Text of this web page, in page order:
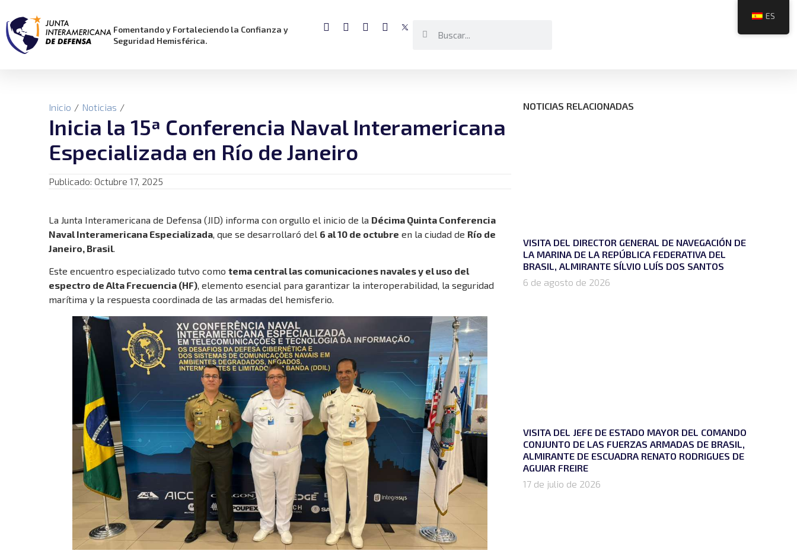
Fomentando y Fortaleciendo la Confianza y
Seguridad Hemisférica.
Inicio / Noticias /
Inicia la 15ª Conferencia Naval Interamericana
Especializada en Río de Janeiro
Publicado: Octubre 17, 2025
La Junta Interamericana de Defensa (JID) informa con orgullo el inicio de la Décima Quinta Conferencia
Naval Interamericana Especializada, que se desarrollaró del 6 al 10 de octubre en la ciudad de Río de
Janeiro, Brasil.
Este encuentro especializado tutvo como tema central las comunicaciones navales y el uso del
espectro de Alta Frecuencia (HF), elemento esencial para garantizar la interoperabilidad, la seguridad
marítima y la respuesta coordinada de las armadas del hemisferio.
NOTICIAS RELACIONADAS
VISITA DEL DIRECTOR GENERAL DE NAVEGACIÓN DE
LA MARINA DE LA REPÚBLICA FEDERATIVA DEL
BRASIL, ALMIRANTE SÍLVIO LUÍS DOS SANTOS
6 de agosto de 2026
VISITA DEL JEFE DE ESTADO MAYOR DEL COMANDO
CONJUNTO DE LAS FUERZAS ARMADAS DE BRASIL,
ALMIRANTE DE ESCUADRA RENATO RODRIGUES DE
AGUIAR FREIRE
17 de julio de 2026
ES